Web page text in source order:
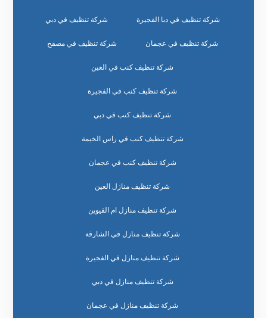
شركة تنظيف في دبا الفجيرة شركة تنظيف في دبي
شركة تنظيف في عجمان شركة تنظيف في مصفح
شركة تنظيف كنب في العين
شركة تنظيف كنب في الفجيرة
شركة تنظيف كنب في دبي
شركة تنظيف كنب في راس الخيمة
شركة تنظيف كنب في عجمان
شركة تنظيف منازل العين
شركة تنظيف منازل ام القيوين
شركة تنظيف منازل في الشارقة
شركة تنظيف منازل في الفجيرة
شركة تنظيف منازل في دبي
شركة تنظيف منازل في عجمان